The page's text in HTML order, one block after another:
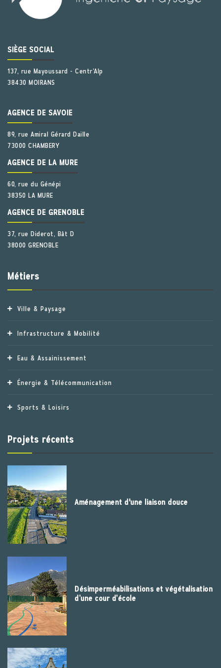
SIÈGE SOCIAL
137, rue Mayoussard - Centr’Alp
38430 MOIRANS
AGENCE DE SAVOIE
89, rue Amiral Gérard Daille
73000 CHAMBERY
AGENCE DE LA MURE
60, rue du Génépi
38350 LA MURE
AGENCE DE GRENOBLE
37, rue Diderot, Bât D
38000 GRENOBLE
Métiers
Ville & Paysage
Infrastructure & Mobilité
Eau & Assainissement
Énergie & Télécommunication
Sports & Loisirs
Projets récents
Aménagement d'une liaison douce
Désimperméabilisations et végétalisation
d’une cour d’école